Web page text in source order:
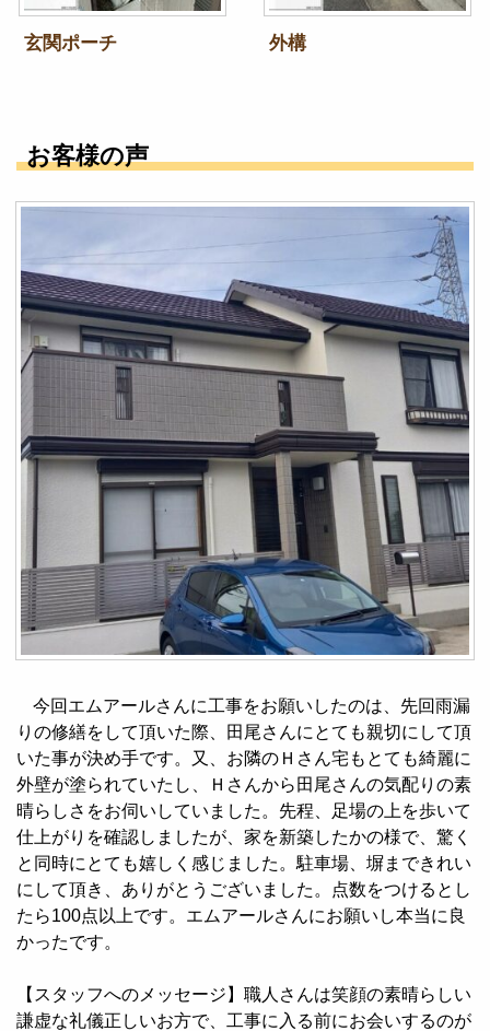
玄関ポーチ 外構
お客様の声
今回エムアールさんに工事をお願いしたのは、先回雨漏
りの修繕をして頂いた際、田尾さんにとても親切にして頂
いた事が決め手です。又、お隣のＨさん宅もとても綺麗に
外壁が塗られていたし、Ｈさんから田尾さんの気配りの素
晴らしさをお伺いしていました。先程、足場の上を歩いて
仕上がりを確認しましたが、家を新築したかの様で、驚く
と同時にとても嬉しく感じました。駐車場、塀まできれい
にして頂き、ありがとうございました。点数をつけるとし
たら100点以上です。エムアールさんにお願いし本当に良
かったです。
【スタッフへのメッセージ】職人さんは笑顔の素晴らしい
謙虚な礼儀正しいお方で、工事に入る前にお会いするのが